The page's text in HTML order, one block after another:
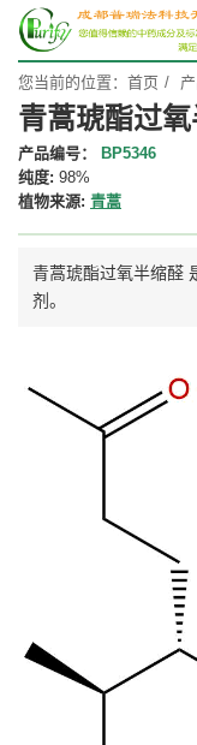
您当前的位置： 首页
青蒿琥酯过
产品编号： BP5346
纯度: 98%
植物来源: 青蒿
青蒿琥酯过氧半缩醛
剂。